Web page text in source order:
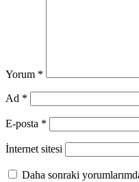
Yorum *
Ad *
E-posta *
İnternet sitesi
Daha sonraki